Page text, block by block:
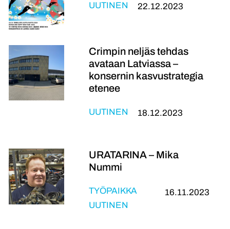
UUTINEN 22.12.2023
Crimpin neljäs tehdas
avataan Latviassa –
konsernin kasvustrategia
etenee
UUTINEN 18.12.2023
URATARINA – Mika
Nummi
TYÖPAIKKA
UUTINEN
16.11.2023